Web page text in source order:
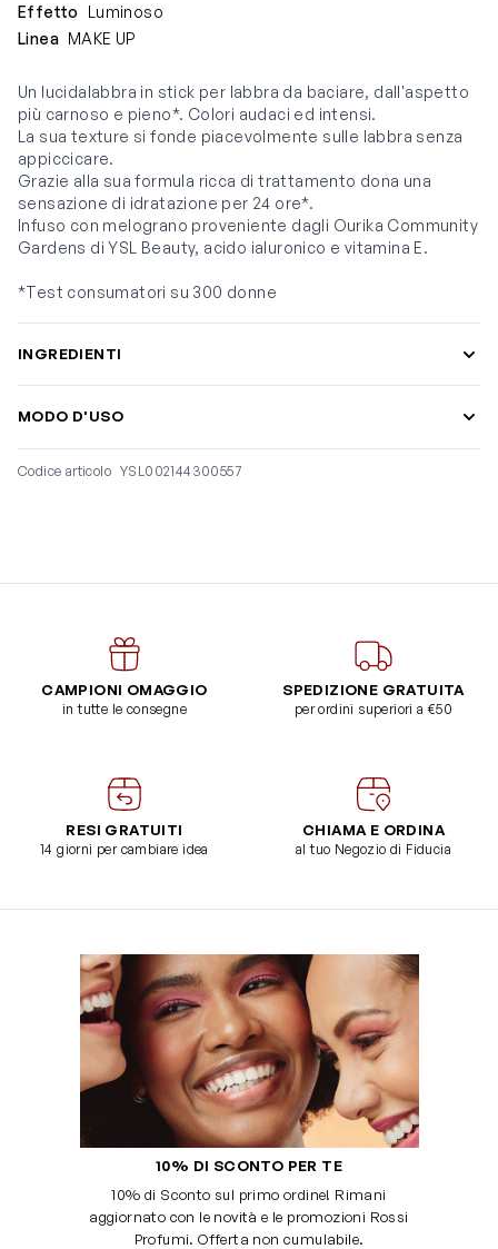
Effetto
Luminoso
Linea MAKE UP
Un lucidalabbra in stick per labbra da baciare, dall'aspetto
più carnoso e pieno*. Colori audaci ed intensi.
La sua texture si fonde piacevolmente sulle labbra senza
appiccicare.
Grazie alla sua formula ricca di trattamento dona una
sensazione di idratazione per 24 ore*.
Infuso con melograno proveniente dagli Ourika Community
Gardens di YSL Beauty, acido ialuronico e vitamina E.
*Test consumatori su 300 donne
INGREDIENTI
MODO D'USO
Codice articolo YSL002144300557
CAMPIONI OMAGGIO
in tutte le consegne
SPEDIZIONE GRATUITA
per ordini superiori a €50
RESI GRATUITI
14 giorni per cambiare idea
CHIAMA E ORDINA
al tuo Negozio di Fiducia
10% DI SCONTO PER TE
10% di Sconto sul primo ordine! Rimani
aggiornato con le novità e le promozioni Rossi
Profumi. Offerta non cumulabile.